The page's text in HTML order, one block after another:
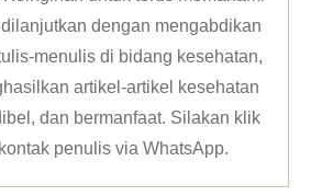
dengan mengabdikan
menulis di bidang kesehatan,
artikel-artikel kesehatan
dan bermanfaat. Silakan klik
penulis via WhatsApp.